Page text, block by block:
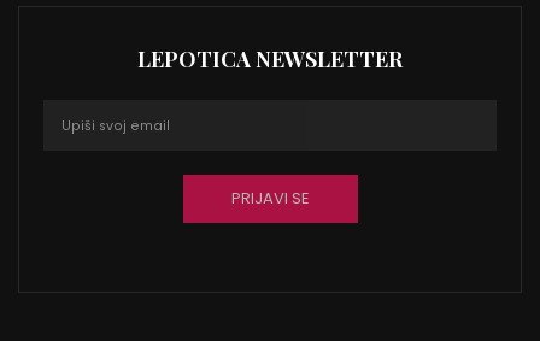
LEPOTICA NEWSLETTER